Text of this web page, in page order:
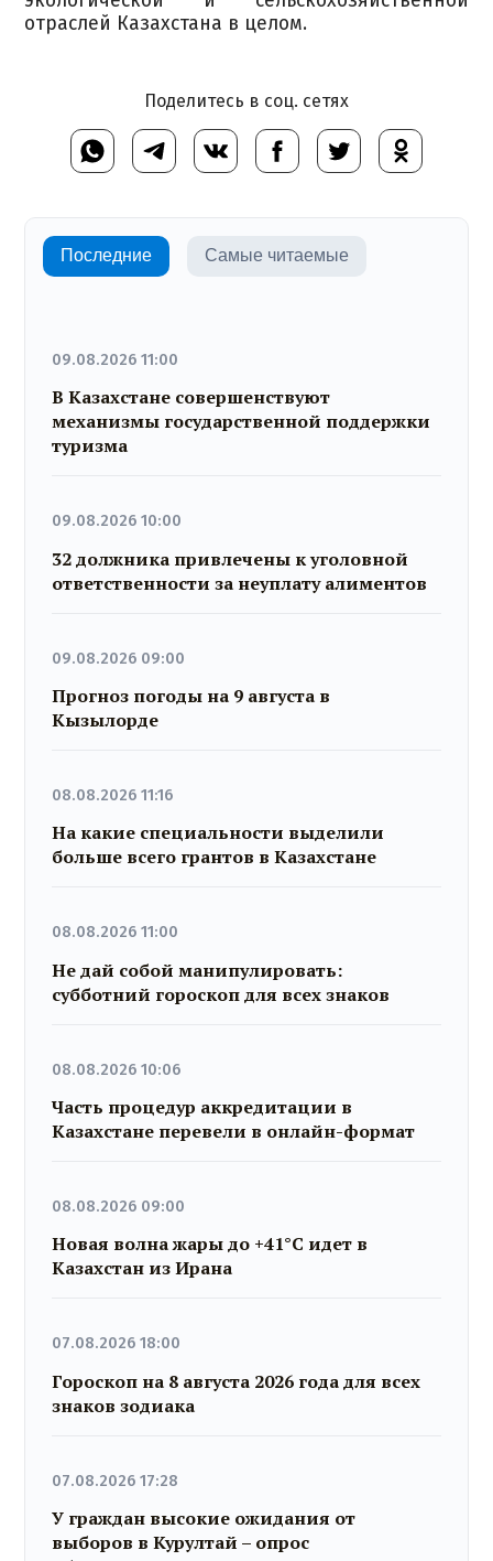
Поделитесь в соц. сетях
отраслей Казахстана в целом.
Последние Самые читаемые
09.08.2026 11:00
В Казахстане совершенствуют
механизмы государственной поддержки
туризма
09.08.2026 10:00
32 должника привлечены к уголовной
ответственности за неуплату алиментов
09.08.2026 09:00
Прогноз погоды на 9 августа в
Кызылорде
08.08.2026 11:16
На какие специальности выделили
больше всего грантов в Казахстане
08.08.2026 11:00
Не дай собой манипулировать:
субботний гороскоп для всех знаков
08.08.2026 10:06
Часть процедур аккредитации в
Казахстане перевели в онлайн-формат
08.08.2026 09:00
Новая волна жары до +41°C идет в
Казахстан из Ирана
07.08.2026 18:00
Гороскоп на 8 августа 2026 года для всех
знаков зодиака
07.08.2026 17:28
У граждан высокие ожидания от
выборов в Курултай – опрос